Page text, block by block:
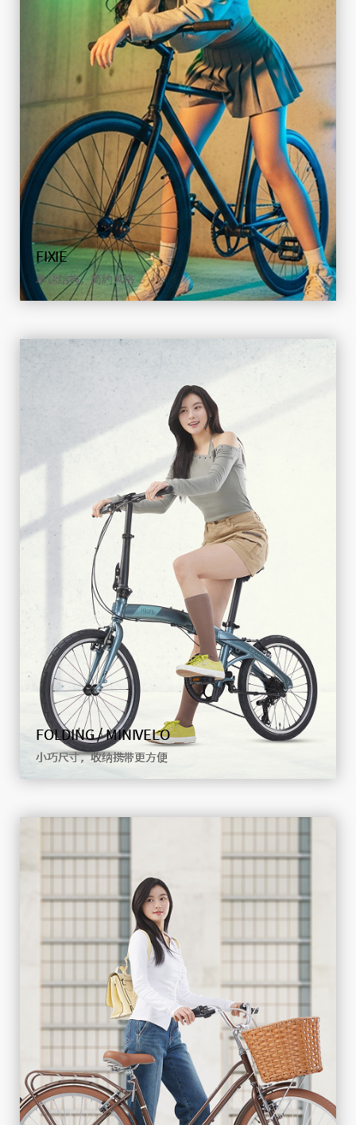
HYBRID
山地稳定 × 公路速度
查看详情
FIXIE
单速结构，简约风格
FIXIE
单速结构，简约风格
查看详情
FOLDING / MINIVELO
小巧尺寸，收纳携带更方便
FOLDING / MINIVEL
O
小巧尺寸，收纳携带更方便